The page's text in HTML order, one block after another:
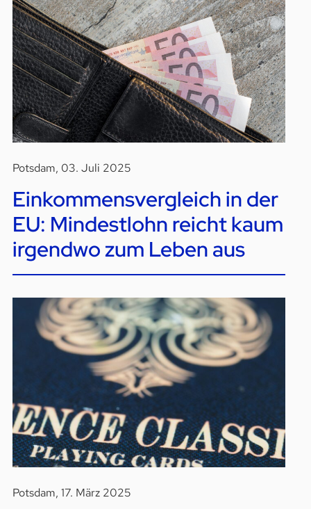
Potsdam, 03. Juli 2025
Einkommensvergleich in der
EU: Mindestlohn reicht kaum
irgendwo zum Leben aus
Potsdam, 17. März 2025